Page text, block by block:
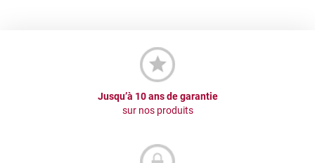
Jusqu’à 10 ans de garantie
sur nos produits